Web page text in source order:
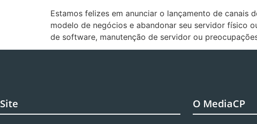
Estamos felizes em anunciar o lançamento de canais
modelo de negócios e abandonar seu servidor físico
de software, manutenção de servidor ou
Site O MediaCP